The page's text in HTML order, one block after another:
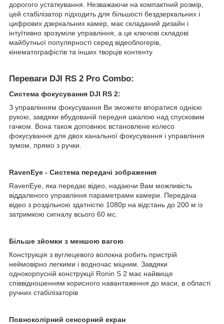
дорогого устаткування. Незважаючи на компактний розмір,
цей стабілізатор підходить для більшості бездзеркальних і
цифрових дзеркальних камер, має складаний дизайн і
інтуїтивно зрозуміле управління, а це ключові складові
майбутньої популярності серед відеоблогерів,
кінематографістів та інших творців контенту
Переваги DJI RS 2 Pro Combo:
Система фокусування DJI RS 2:
З управлінням фокусування Ви зможете впоратися однією
рукою, завдяки вбудованій передня шкалою над спусковим
гачком. Вона також доповнює встановлене колесо
фокусування для двох канальної фокусування і управління
зумом, прямо з ручки.
RavenEye - Система передачі зображення
RavenEye, яка передає відео, надаючи Вам можливість
віддаленого управління параметрами камери. Передача
відео з роздільною здатністю 1080p на відстань до 200 м із
затримкою сигналу всього 60 мс.
Більше зйомки з меншою вагою
Конструкція з вуглецевого волокна робить пристрій
неймовірно легкими і водночас міцним. Завдяки
однокорпусній конструкції Ronin S 2 має найвище
співвідношенням корисного навантаження до маси, в області
ручних стабілізаторів
Повноколірний сенсорний екран